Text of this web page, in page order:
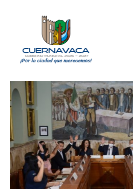
Gobierno
Turismo
Trámites
y
Servicios
Licitaciones
Transparencia